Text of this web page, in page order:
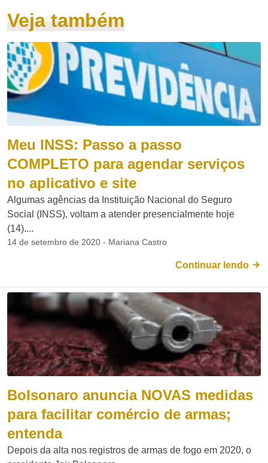
Veja também
Meu INSS: Passo a passo
COMPLETO para agendar serviços
no aplicativo e site
Algumas agências da Instituição Nacional do Seguro
Social (INSS), voltam a atender presencialmente hoje
(14)....
14 de setembro de 2020 - Mariana Castro
Continuar lendo
Bolsonaro anuncia NOVAS medidas
para facilitar comércio de armas;
entenda
Depois da alta nos registros de armas de fogo em 2020, o